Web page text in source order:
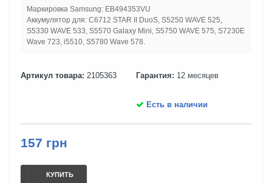
Маркировка Samsung: EB494353VU
Аккумулятор для: C6712 STAR II DuoS, S5250 WAVE 525,
S5330 WAVE 533, S5570 Galaxy Mini, S5750 WAVE 575, S7230E
Wave 723, i5510, S5780 Wave 578.
Артикул товара: 2105363 Гарантия: 12 месяцев
Есть в наличии
157 грн
КУПИТЬ